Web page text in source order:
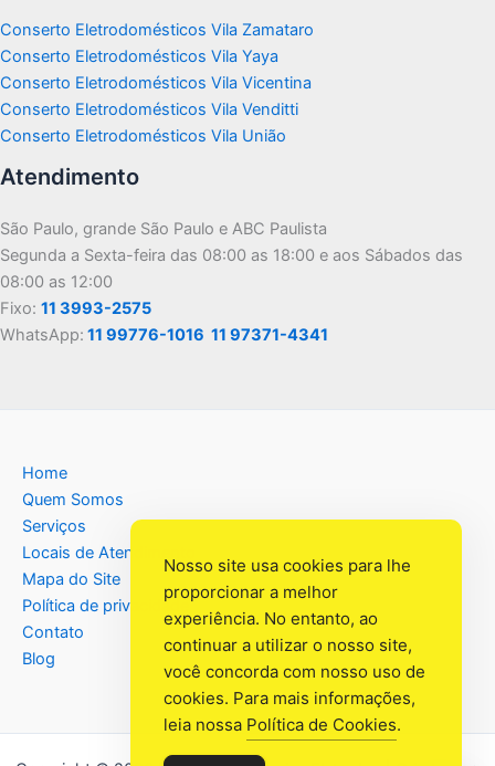
Conserto Eletrodomésticos Vila Zamataro
Conserto Eletrodomésticos Vila Yaya
Conserto Eletrodomésticos Vila Vicentina
Conserto Eletrodomésticos Vila Venditti
Conserto Eletrodomésticos Vila União
Atendimento
São Paulo, grande São Paulo e ABC Paulista
Segunda a Sexta-feira das 08:00 as 18:00 e aos Sábados das
08:00 as 12:00
Fixo: 11 3993-2575
WhatsApp: 11 99776-1016 11 97371-4341
Home
Quem Somos
Serviços
Locais de Atendimento
Mapa do Site
Política de privacidade
Contato
Blog
Nosso site usa cookies para lhe
proporcionar a melhor
experiência. No entanto, ao
continuar a utilizar o nosso site,
você concorda com nosso uso de
cookies. Para mais informações,
leia nossa Política de Cookies.